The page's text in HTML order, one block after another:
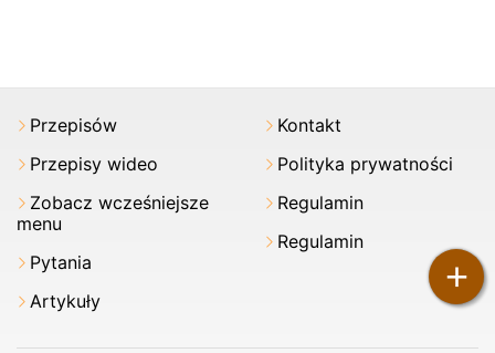
+
Przepisów
Przepisy wideo
Zobacz wcześniejsze
menu
Pytania
Artykuły
Kontakt
Polityka prywatności
Regulamin
Regulamin